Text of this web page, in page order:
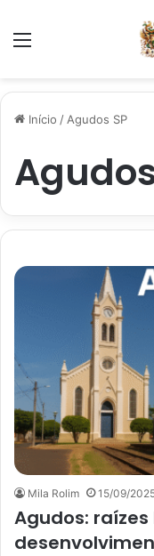
Início / Agudos SP
Mila Rolim 15/09/
Agudos: